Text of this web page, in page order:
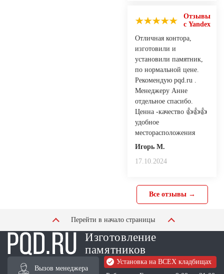
Отзывы
с Yandex
Отличная контора,
изготовили и
установили памятник,
по нормальной цене.
Рекомендую pqd.ru .
Менеджеру Анне
отдельное спасибо.
Ценна -качество 👍👍👍
удобное
месторасположения
Игорь М.
17.10.2024
Все отзывы →
Перейти в начало страницы
Изготовление
памятников
Вызов менеджера
Установка на ВСЕХ кладбищах